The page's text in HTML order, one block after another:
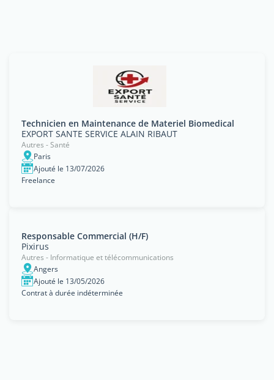
Technicien en Maintenance de Materiel Biomedical
EXPORT SANTE SERVICE ALAIN RIBAUT
Autres - Santé
Paris
Ajouté le 13/07/2026
Freelance
Responsable Commercial (H/F)
Pixirus
Autres - Informatique et télécommunications
Angers
Ajouté le 13/05/2026
Contrat à durée indéterminée